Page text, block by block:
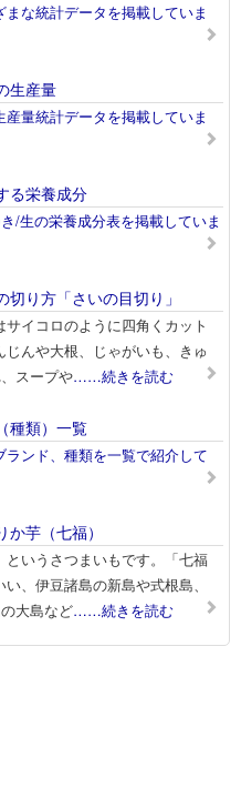
な統計データを掲載していま
生産量
量統計データを掲載していま
る栄養成分
/生の栄養成分表を掲載していま
り方「さいの目切り」
サイコロのように四角くカット
んや大根、じゃがいも、きゅ
スープや……続きを読む
種類）一覧
ランド、種類を一覧で紹介して
芋（七福）
というさつまいもです。「七福
い、伊豆諸島の新島や式根島、
大島など……続きを読む